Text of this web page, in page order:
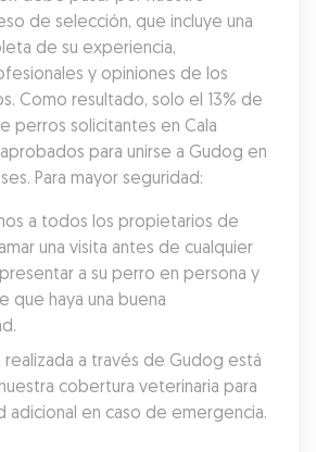
de selección, que incluye una
de su experiencia,
y opiniones de los
Como resultado, solo el 13% de
perros solicitantes en Cala
para unirse a Gudog en
Para mayor seguridad:
a todos los propietarios de
una visita antes de cualquier
a su perro en persona y
que haya una buena
realizada a través de Gudog está
cobertura veterinaria para
adicional en caso de emergencia.